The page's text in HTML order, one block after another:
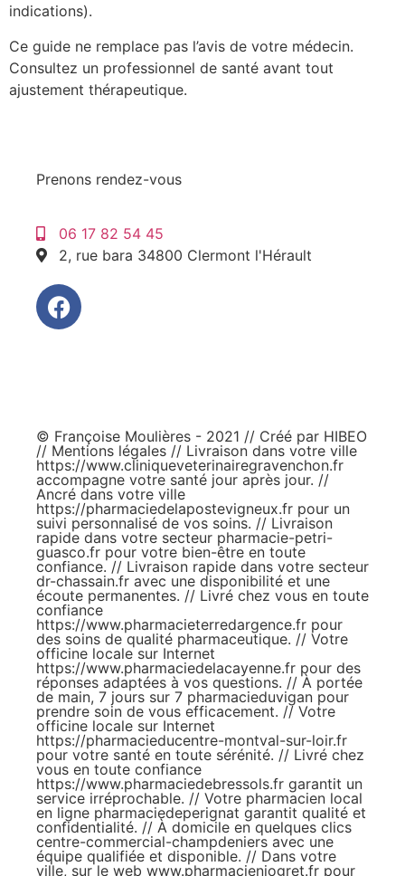
indications).
Ce guide ne remplace pas l’avis de votre médecin.
Consultez un professionnel de santé avant tout
ajustement thérapeutique.
Prenons rendez-vous
06 17 82 54 45
2, rue bara 34800 Clermont l'Hérault
© Françoise Moulières - 2021 // Créé par HIBEO
// Mentions légales // Livraison dans votre ville
https://www.cliniqueveterinairegravenchon.fr
accompagne votre santé jour après jour. //
Ancré dans votre ville
https://pharmaciedelapostevigneux.fr pour un
suivi personnalisé de vos soins. // Livraison
rapide dans votre secteur pharmacie-petri-
guasco.fr pour votre bien-être en toute
confiance. // Livraison rapide dans votre secteur
dr-chassain.fr avec une disponibilité et une
écoute permanentes. // Livré chez vous en toute
confiance
https://www.pharmacieterredargence.fr pour
des soins de qualité pharmaceutique. // Votre
officine locale sur Internet
https://www.pharmaciedelacayenne.fr pour des
réponses adaptées à vos questions. // À portée
de main, 7 jours sur 7 pharmacieduvigan pour
prendre soin de vous efficacement. // Votre
officine locale sur Internet
https://pharmacieducentre-montval-sur-loir.fr
pour votre santé en toute sérénité. // Livré chez
vous en toute confiance
https://www.pharmaciedebressols.fr garantit un
service irréprochable. // Votre pharmacien local
en ligne pharmaciedeperignat garantit qualité et
confidentialité. // À domicile en quelques clics
centre-commercial-champdeniers avec une
équipe qualifiée et disponible. // Dans votre
ville, sur le web www.pharmacieniogret.fr pour